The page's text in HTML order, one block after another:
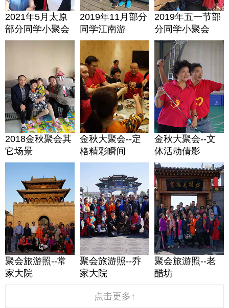
2021年5月太原
部分同学小聚会
2019年11月部分
同学江南游
2019年五一节部
分同学小聚会
2018金秋聚会其
它场景
金秋大聚会--定
格精彩瞬间
金秋大聚会--文
体活动倩影
聚会旅游照--常
家大院
聚会旅游照--乔
家大院
聚会旅游照--老
醋坊
点击更多↑